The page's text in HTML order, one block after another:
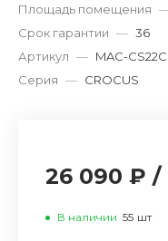
Площадь помещения
Срок гарантии — 36
Артикул — MAC-
Серия — CROCUS
26 090 ₽ /
В наличии 55 шт